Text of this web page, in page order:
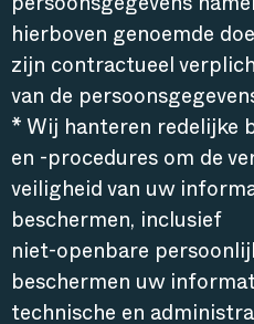
persoonsgegevens
hierboven genoemde
zijn contractueel
van de
* Wij hanteren redelijke
en -procedures om de
veiligheid van uw
beschermen, inclusief
niet-openbare
beschermen uw
technische en